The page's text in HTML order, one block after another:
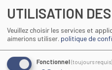
OBJECTIFS ET
MODALITÉS DE
UTILISATION
Veuillez choisir les services et
aimerions utiliser. politique de
Fonctionnel(toujours requis)